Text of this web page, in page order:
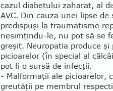
cazul diabetului zaharat, al
AVC. Din cauza unei lipse
pre­dis­puşi la traumatisme
nesimţindu-le, nu pot să se
greşit. Neuro­patia pro­duce
picioarelor (în special al
pot fi o sursă de infecţii.
- Malformaţii ale picioa­relor,
greutăţii pe membrul